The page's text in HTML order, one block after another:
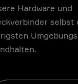
Hardware und
selbst